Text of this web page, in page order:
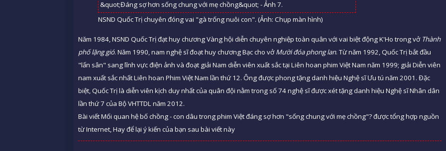
NSND Quốc Trị chuyên đóng vai "gà trống nuôi con". (Ảnh: Chụp màn hình)
Năm 1984, NSND Quốc Trị đạt huy chương Vàng hội diễn chuyên nghiệp toàn quân với vai biệt động K'Ho trong vở Thành
phố lặng gió. Năm 1990, nam nghệ sĩ đoạt huy chương Bạc cho vởMười đóa phong lan. Từ năm 1992, Quốc Trị bắt đầu
"lấn sân" sang lĩnh vực điện ảnh và đoạt giải Nam diễn viên xuất sắc tại Liên hoan phim Việt Nam năm 1999; giải Diễn viên
nam xuất sắc nhất Liên hoan Phim Việt Nam lần thứ 12. Ông được phong tặng danh hiệu Nghệ sĩ Ưu tú năm 2001. Đặc
biệt, Quốc Trị là diễn viên kịch duy nhất của quân đội nằm trong số 74 nghệ sĩ được xét tặng danh hiệu Nghệ sĩ Nhân dân
lần thứ 7 của Bộ VHTTDL năm 2012.
Bài viết Mối quan hệ bố chồng - con dâu trong phim Việt đáng sợ hơn "sống chung với mẹ chồng"? được tổng hợp nguồn
từ Internet, Hay để lại ý kiến của bạn sau bài viết này